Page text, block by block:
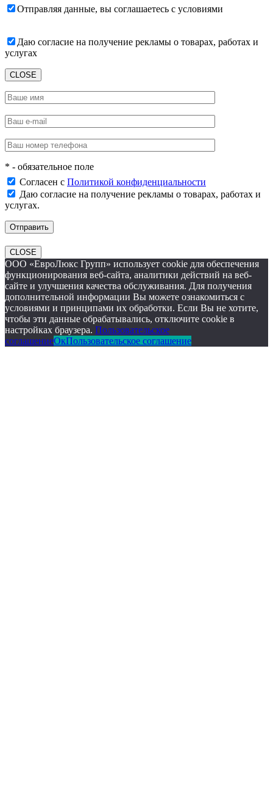
Отправляя данные, вы соглашаетесь с условиями
Даю согласие на получение рекламы о товарах, работах и
услугах
CLOSE
* - обязательное поле
Согласен с Политикой конфиденциальности
Даю согласие на получение рекламы о товарах, работах и
услугах.
CLOSE
ООО «ЕвроЛюкс Групп» использует cookie для обеспечения
функционирования веб-сайта, аналитики действий на веб-
сайте и улучшения качества обслуживания. Для получения
дополнительной информации Вы можете ознакомиться с
условиями и принципами их обработки. Если Вы не хотите,
чтобы эти данные обрабатывались, отключите cookie в
настройках браузера. Пользовательское
соглашениеОкПользовательское соглашение